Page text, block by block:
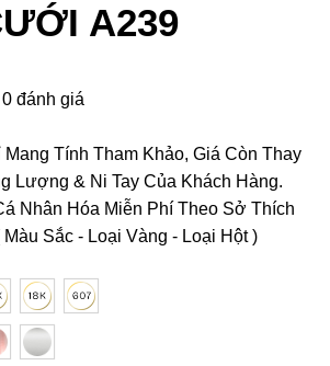
A239
0 đánh giá
Tính Tham Khảo, Giá Còn Thay
Lượng & Ni Tay Của Khách Hàng.
Nhân Hóa Miễn Phí Theo Sở Thích
Sắc - Loại Vàng - Loại Hột )